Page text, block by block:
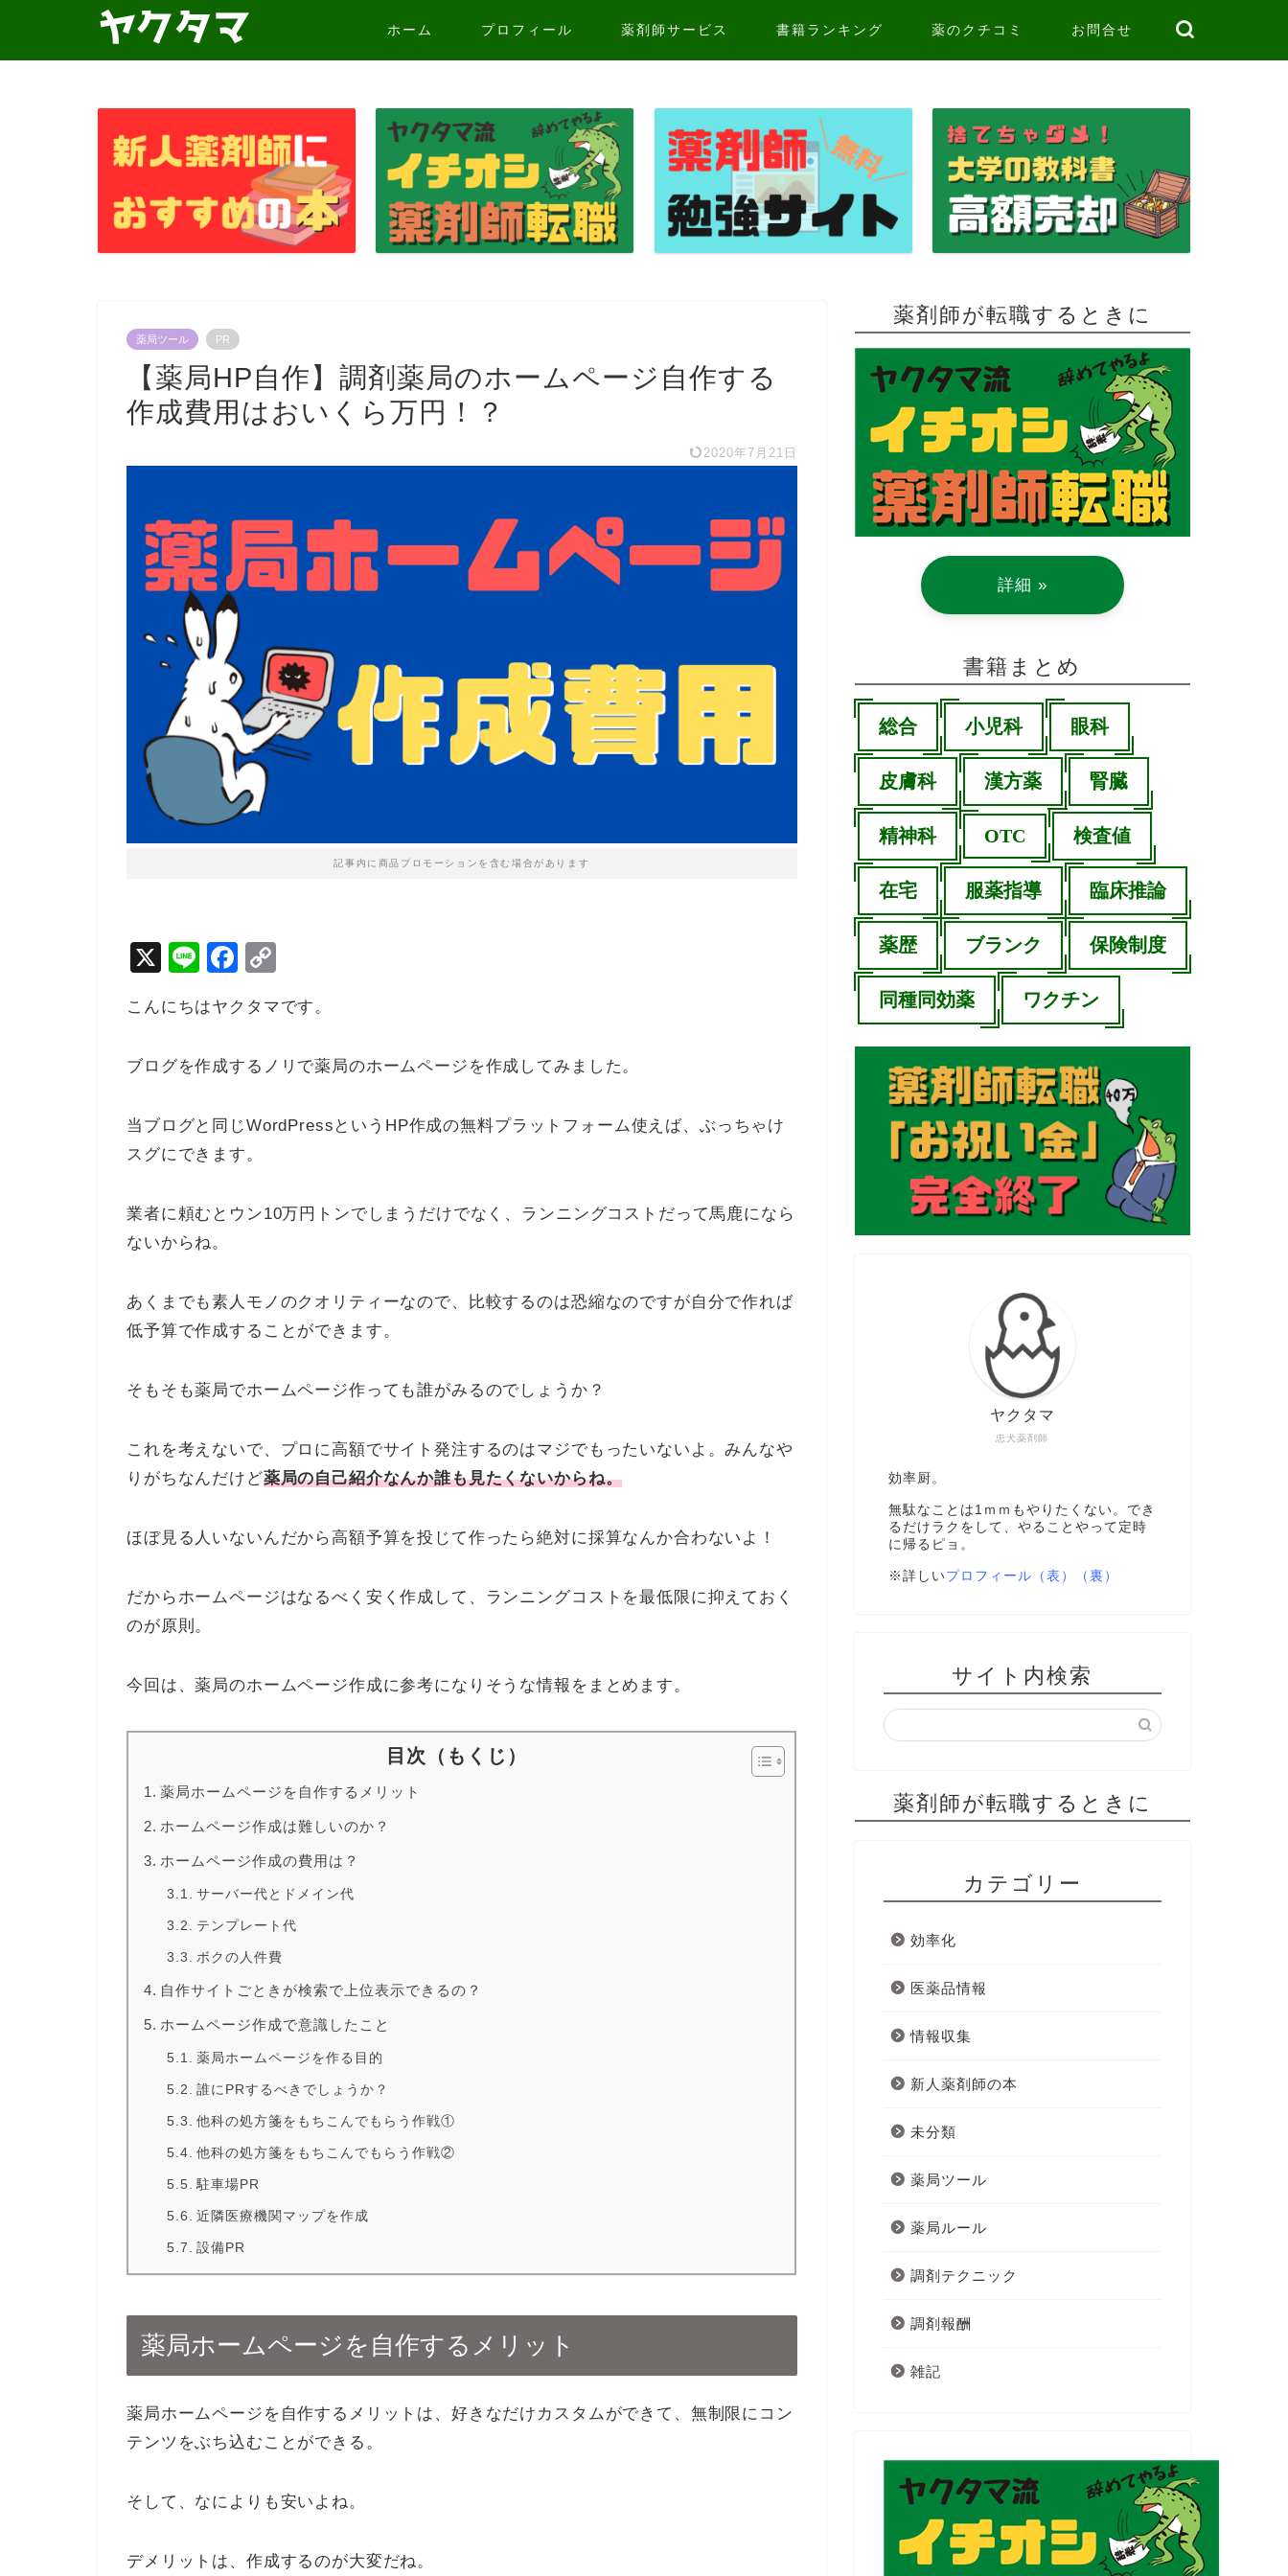
ホーム プロフィール 薬剤師サービス 書籍ランキング 薬のクチコミ お問合せ
薬局ツール PR
【薬局HP自作】調剤薬局のホームページ自作する
作成費用はおいくら万円！？
2020年7月21日
記事内に商品プロモーションを含む場合があります
X
Li
e
F
c
e
b
o
o
k
p
y
Li
n
k
こんにちはヤクタマです。
ブログを作成するノリで薬局のホームページを作成してみました。
当ブログと同じWordPressというHP作成の無料プラットフォーム使えば、ぶっちゃけ
スグにできます。
業者に頼むとウン10万円トンでしまうだけでなく、ランニングコストだって馬鹿になら
ないからね。
あくまでも素人モノのクオリティーなので、比較するのは恐縮なのですが自分で作れば
低予算で作成することができます。
そもそも薬局でホームページ作っても誰がみるのでしょうか？
これを考えないで、プロに高額でサイト発注するのはマジでもったいないよ。みんなや
りがちなんだけど薬局の自己紹介なんか誰も見たくないからね。
ほぼ見る人いないんだから高額予算を投じて作ったら絶対に採算なんか合わないよ！
だからホームページはなるべく安く作成して、ランニングコストを最低限に抑えておく
のが原則。
今回は、薬局のホームページ作成に参考になりそうな情報をまとめます。
目次（もくじ）
薬局ホームページを自作するメリット
ホームページ作成は難しいのか？
ホームページ作成の費用は？
サーバー代とドメイン代
テンプレート代
ボクの人件費
自作サイトごときが検索で上位表示できるの？
ホームページ作成で意識したこと
薬局ホームページを作る目的
誰にPRするべきでしょうか？
他科の処方箋をもちこんでもらう作戦①
他科の処方箋をもちこんでもらう作戦②
駐車場PR
近隣医療機関マップを作成
設備PR
薬局ホームページを自作するメリット
薬局ホームページを自作するメリットは、好きなだけカスタムができて、無制限にコン
テンツをぶち込むことができる。
そして、なによりも安いよね。
デメリットは、作成するのが大変だね。
薬剤師が転職するときに
詳細 »
書籍まとめ
総合 小児科 眼科
皮膚科 漢方薬 腎臓
精神科 OTC 検査値
在宅 服薬指導 臨床推論
薬歴 ブランク 保険制度
同種同効薬 ワクチン
忠犬薬剤師
ヤクタマ
効率厨。
無駄なことは1ｍｍもやりたくない。でき
るだけラクをして、やることやって定時
に帰るピョ。
※詳しいプロフィール（表） （裏）
サイト内検索
薬剤師が転職するときに
カテゴリー
効率化
医薬品情報
情報収集
新人薬剤師の本
未分類
薬局ツール
薬局ルール
調剤テクニック
調剤報酬
雑記